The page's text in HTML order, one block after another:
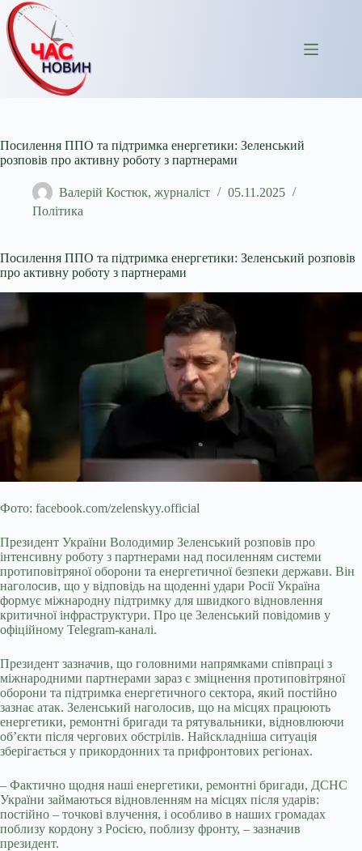
Перейти
до
вмісту
Посилення ППО та підтримка енергетики: Зеленський
розповів про активну роботу з партнерами
Валерій Костюк, журналіст
05.11.2025
Політика
Посилення ППО та підтримка енергетики: Зеленський розповів
про активну роботу з партнерами
Фото: facebook.com/zelenskyy.official
Президент України Володимир Зеленський розповів про
інтенсивну роботу з партнерами над посиленням системи
протиповітряної оборони та енергетичної безпеки держави. Він
наголосив, що у відповідь на щоденні удари Росії Україна
формує міжнародну підтримку для швидкого відновлення
критичної інфраструктури. Про це Зеленський повідомив у
офіційному Telegram-каналі.
Президент зазначив, що головними напрямками співпраці з
міжнародними партнерами зараз є зміцнення протиповітряної
оборони та підтримка енергетичного сектора, який постійно
зазнає атак. Зеленський наголосив, що на місцях працюють
енергетики, ремонтні бригади та рятувальники, відновлюючи
об’єкти після чергових обстрілів. Найскладніша ситуація
зберігається у прикордонних та прифронтових регіонах.
– Фактично щодня наші енергетики, ремонтні бригади, ДСНС
України займаються відновленням на місцях після ударів:
постійно – точкові влучення, і особливо в наших громадах
поблизу кордону з Росією, поблизу фронту, – зазначив
президент.